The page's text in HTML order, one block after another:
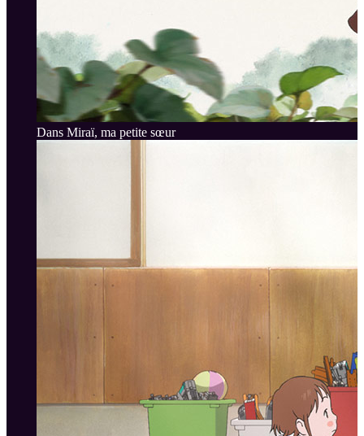
Dans Miraï, ma petite sœur